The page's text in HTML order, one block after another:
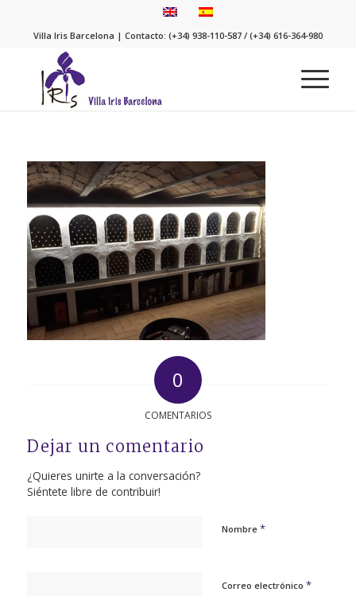
Villa Iris Barcelona | Contacto: (+34) 938-110-587 / (+34) 616-364-980
0
COMENTARIOS
Dejar un comentario
¿Quieres unirte a la conversación?
Siéntete libre de contribuir!
Nombre *
Correo electrónico *